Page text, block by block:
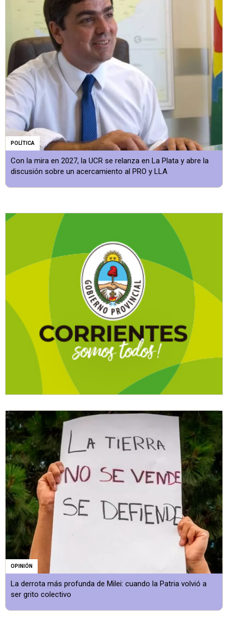
POLÍTICA
Con la mira en 2027, la UCR se relanza en La Plata y abre la
discusión sobre un acercamiento al PRO y LLA
OPINIÓN
La derrota más profunda de Milei: cuando la Patria volvió a
ser grito colectivo